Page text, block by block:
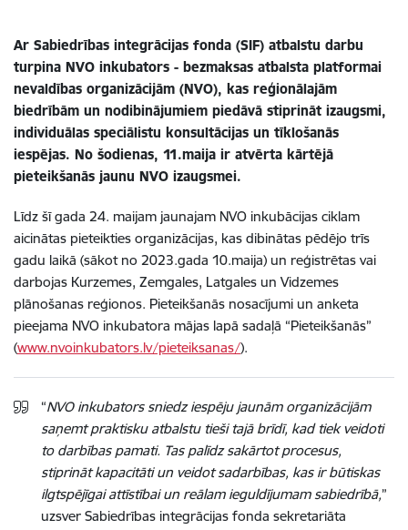
Ar Sabiedrības integrācijas fonda (SIF) atbalstu darbu
turpina NVO inkubators - bezmaksas atbalsta platformai
nevaldības organizācijām (NVO), kas reģionālajām
biedrībām un nodibinājumiem piedāvā stiprināt izaugsmi,
individuālas speciālistu konsultācijas un tīklošanās
iespējas. No šodienas, 11.maija ir atvērta kārtējā
pieteikšanās jaunu NVO izaugsmei.
Līdz šī gada 24. maijam jaunajam NVO inkubācijas ciklam
aicinātas pieteikties organizācijas, kas dibinātas pēdējo trīs
gadu laikā (sākot no 2023.gada 10.maija) un reģistrētas vai
darbojas Kurzemes, Zemgales, Latgales un Vidzemes
plānošanas reģionos. Pieteikšanās nosacījumi un anketa
pieejama NVO inkubatora mājas lapā sadaļā “Pieteikšanās”
(www.nvoinkubators.lv/pieteiksanas/).
“NVO inkubators sniedz iespēju jaunām organizācijām
saņemt praktisku atbalstu tieši tajā brīdī, kad tiek veidoti
to darbības pamati. Tas palīdz sakārtot procesus,
stiprināt kapacitāti un veidot sadarbības, kas ir būtiskas
ilgtspējīgai attīstībai un reālam ieguldījumam sabiedrībā,”
uzsver Sabiedrības integrācijas fonda sekretariāta